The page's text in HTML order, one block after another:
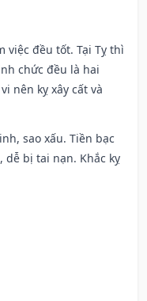
việc đều tốt. Tại Tỵ thì
chức đều là hai
nên kỵ xây cất và
sao xấu. Tiền bạc
bị tai nạn. Khắc kỵ